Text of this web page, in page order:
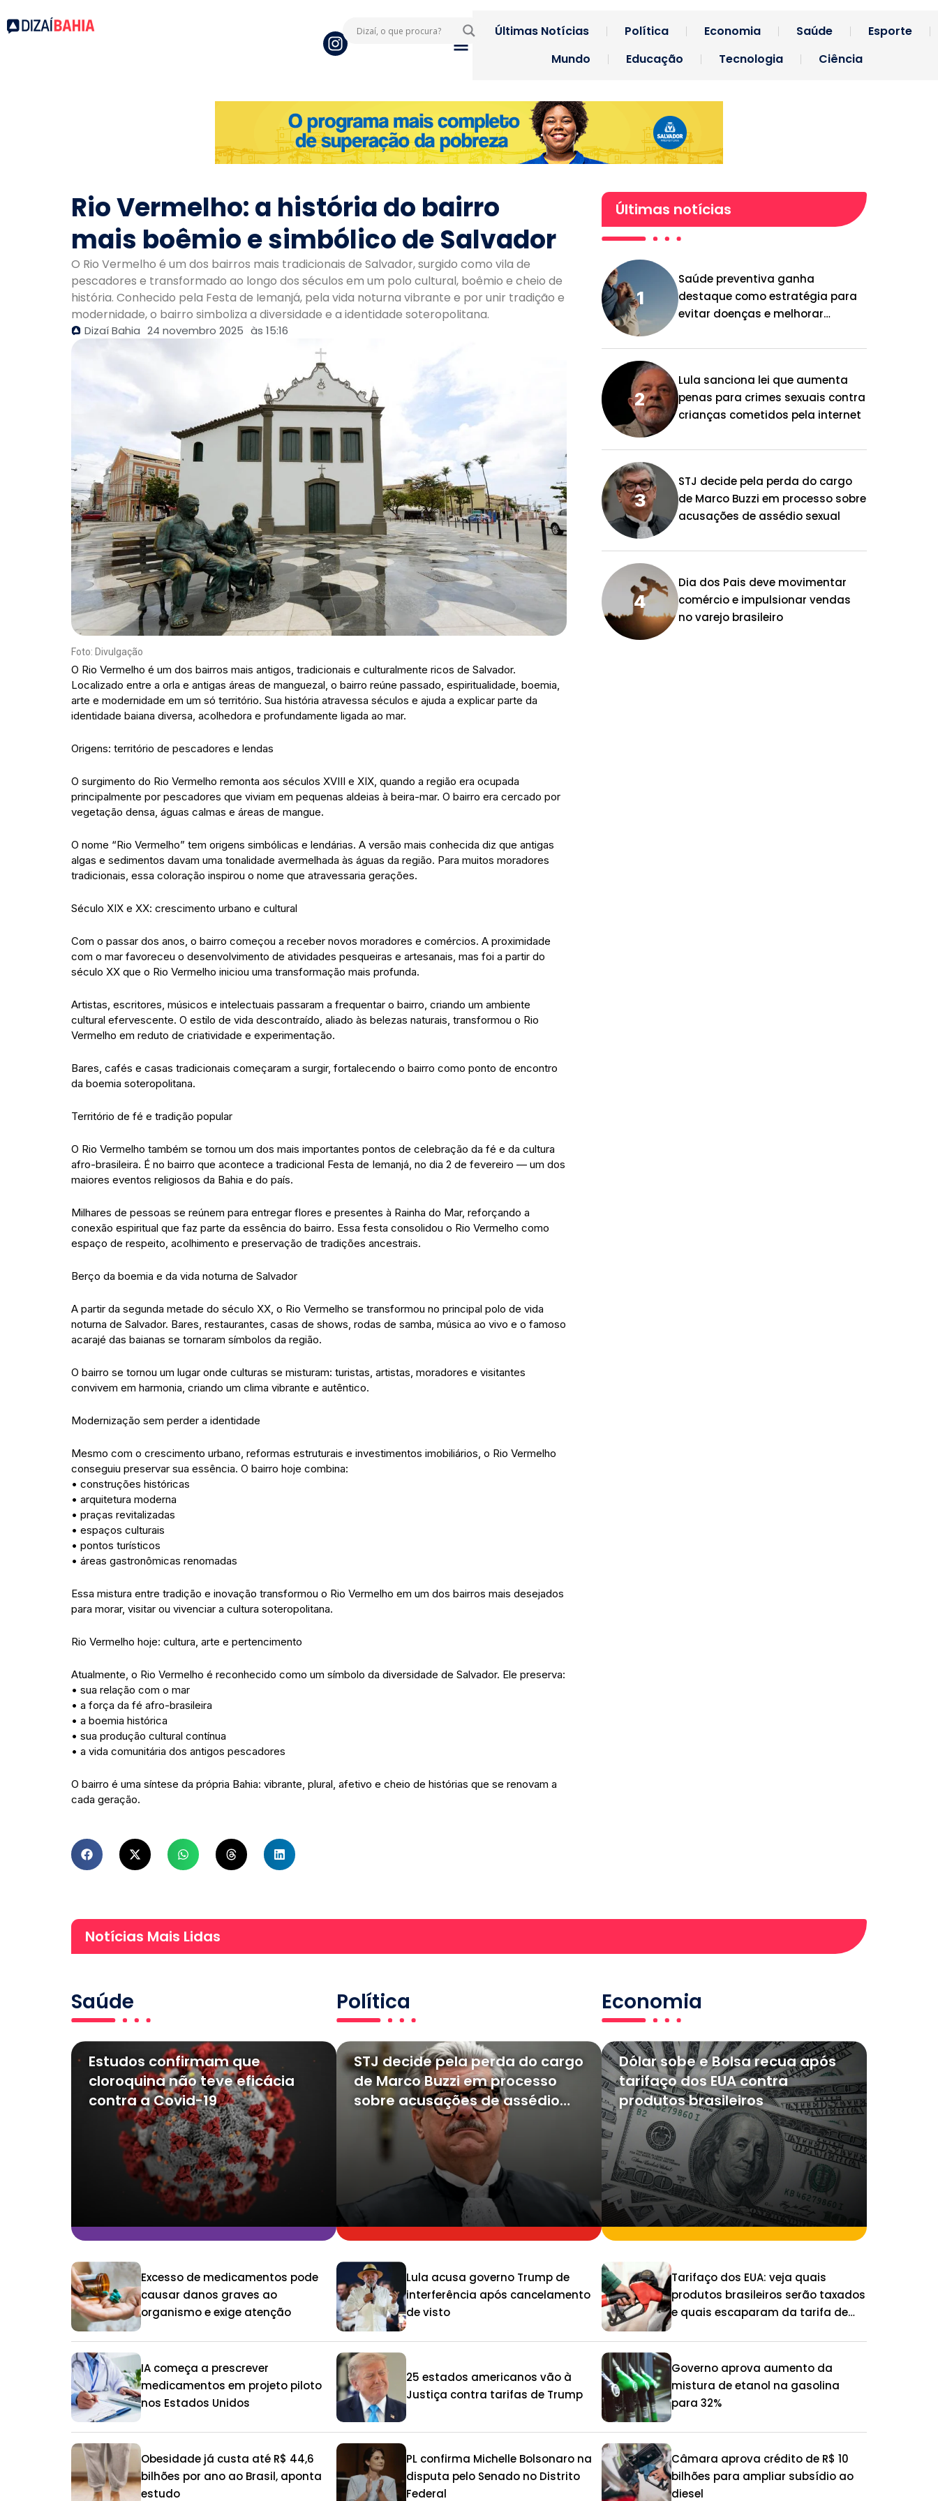
Últimas Notícias Política Economia Saúde
Esporte
Mundo
Educação Tecnologia Ciência
Rio Vermelho: a história do bairro
mais boêmio e simbólico de Salvador
O Rio Vermelho é um dos bairros mais tradicionais de Salvador, surgido como vila de
pescadores e transformado ao longo dos séculos em um polo cultural, boêmio e cheio de
história. Conhecido pela Festa de Iemanjá, pela vida noturna vibrante e por unir tradição e
modernidade, o bairro simboliza a diversidade e a identidade soteropolitana.
Dizaí Bahia 24 novembro 2025 às 15:16
Foto: Divulgação
O Rio Vermelho é um dos bairros mais antigos, tradicionais e culturalmente ricos de Salvador.
Localizado entre a orla e antigas áreas de manguezal, o bairro reúne passado, espiritualidade, boemia,
arte e modernidade em um só território. Sua história atravessa séculos e ajuda a explicar parte da
identidade baiana diversa, acolhedora e profundamente ligada ao mar.
Origens: território de pescadores e lendas
O surgimento do Rio Vermelho remonta aos séculos XVIII e XIX, quando a região era ocupada
principalmente por pescadores que viviam em pequenas aldeias à beira-mar. O bairro era cercado por
vegetação densa, águas calmas e áreas de mangue.
O nome “Rio Vermelho” tem origens simbólicas e lendárias. A versão mais conhecida diz que antigas
algas e sedimentos davam uma tonalidade avermelhada às águas da região. Para muitos moradores
tradicionais, essa coloração inspirou o nome que atravessaria gerações.
Século XIX e XX: crescimento urbano e cultural
Com o passar dos anos, o bairro começou a receber novos moradores e comércios. A proximidade
com o mar favoreceu o desenvolvimento de atividades pesqueiras e artesanais, mas foi a partir do
século XX que o Rio Vermelho iniciou uma transformação mais profunda.
Artistas, escritores, músicos e intelectuais passaram a frequentar o bairro, criando um ambiente
cultural efervescente. O estilo de vida descontraído, aliado às belezas naturais, transformou o Rio
Vermelho em reduto de criatividade e experimentação.
Bares, cafés e casas tradicionais começaram a surgir, fortalecendo o bairro como ponto de encontro
da boemia soteropolitana.
Território de fé e tradição popular
O Rio Vermelho também se tornou um dos mais importantes pontos de celebração da fé e da cultura
afro-brasileira. É no bairro que acontece a tradicional Festa de Iemanjá, no dia 2 de fevereiro — um dos
maiores eventos religiosos da Bahia e do país.
Milhares de pessoas se reúnem para entregar flores e presentes à Rainha do Mar, reforçando a
conexão espiritual que faz parte da essência do bairro. Essa festa consolidou o Rio Vermelho como
espaço de respeito, acolhimento e preservação de tradições ancestrais.
Berço da boemia e da vida noturna de Salvador
A partir da segunda metade do século XX, o Rio Vermelho se transformou no principal polo de vida
noturna de Salvador. Bares, restaurantes, casas de shows, rodas de samba, música ao vivo e o famoso
acarajé das baianas se tornaram símbolos da região.
O bairro se tornou um lugar onde culturas se misturam: turistas, artistas, moradores e visitantes
convivem em harmonia, criando um clima vibrante e autêntico.
Modernização sem perder a identidade
Mesmo com o crescimento urbano, reformas estruturais e investimentos imobiliários, o Rio Vermelho
conseguiu preservar sua essência. O bairro hoje combina:
• construções históricas
• arquitetura moderna
• praças revitalizadas
• espaços culturais
• pontos turísticos
• áreas gastronômicas renomadas
Essa mistura entre tradição e inovação transformou o Rio Vermelho em um dos bairros mais desejados
para morar, visitar ou vivenciar a cultura soteropolitana.
Rio Vermelho hoje: cultura, arte e pertencimento
Atualmente, o Rio Vermelho é reconhecido como um símbolo da diversidade de Salvador. Ele preserva:
• sua relação com o mar
• a força da fé afro-brasileira
• a boemia histórica
• sua produção cultural contínua
• a vida comunitária dos antigos pescadores
O bairro é uma síntese da própria Bahia: vibrante, plural, afetivo e cheio de histórias que se renovam a
cada geração.
Últimas notícias
Saúde preventiva ganha
destaque como estratégia para
evitar doenças e melhorar
Lula sanciona lei que aumenta
penas para crimes sexuais contra
crianças cometidos pela internet
STJ decide pela perda do cargo
de Marco Buzzi em processo sobre
acusações de assédio sexual
Dia dos Pais deve movimentar
comércio e impulsionar vendas
no varejo brasileiro
Notícias Mais Lidas
Saúde
Estudos confirmam que
cloroquina não teve eficácia
contra a Covid-19
Excesso de medicamentos pode
causar danos graves ao
organismo e exige atenção
IA começa a prescrever
medicamentos em projeto piloto
nos Estados Unidos
Obesidade já custa até R$ 44,6
bilhões por ano ao Brasil, aponta
estudo
Política
STJ decide pela perda do cargo
de Marco Buzzi em processo
sobre acusações de assédio
Lula acusa governo Trump de
interferência após cancelamento
de visto
25 estados americanos vão à
Justiça contra tarifas de Trump
PL confirma Michelle Bolsonaro na
disputa pelo Senado no Distrito
Federal
Economia
Dólar sobe e Bolsa recua após
tarifaço dos EUA contra
produtos brasileiros
Tarifaço dos EUA: veja quais
produtos brasileiros serão taxados
e quais escaparam da tarifa de
Governo aprova aumento da
mistura de etanol na gasolina
para 32%
Câmara aprova crédito de R$ 10
bilhões para ampliar subsídio ao
diesel